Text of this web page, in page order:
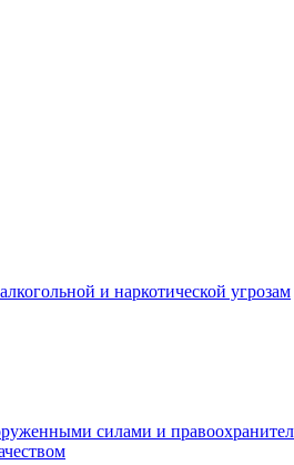
и наркотической угрозам
силами и